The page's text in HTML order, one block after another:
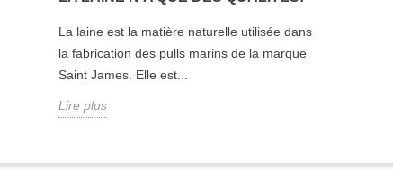
La laine est la matière naturelle utilisée dans
la fabrication des pulls marins de la marque
Saint James. Elle est...
Lire plus